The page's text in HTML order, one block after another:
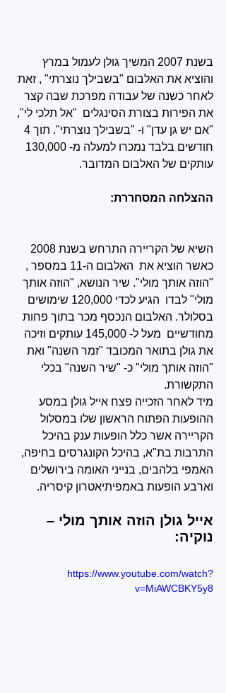
בשנת 2007 המשיך גולן לעמול במרץ
והוציא את האלבום "בשבילך נוצרתי" , זאת
לאחר כשנה של עבודה מפרכת שבה קצר
את הפירות בצורת הסינגלים  "אל תלכי לי",
עותקים של האלבום המדובר.
ההצלחה המסחררת:
כאשר הוציא את  האלבום ה-11 במספר ,
"הוזה אותך מולי". שיר הנושא, "הוזה אותך
מולי" לבדו  הגיע לכדי 120,000 שימושים
בסלולר. האלבום הנכסף מכר בתוך פחות
מחודשיים  מעל ל- 145,000 עותקים וזיכה
את גולן בתואר המכובד "זמר השנה" ואת
"הוזה אותך מולי" כ- "שיר השנה" בכלי
התקשורת.
מיד לאחר הזכייה פצח אייל גולן במסע
ההופעות הפתוח הראשון שלו במסלול
הקריירה אשר כלל הופעות ענק בהיכל
התרבות בת"א, בהיכל הקונגרסים בחיפה,
האמפי בלהבים, בנייני האומה בירושלים
וארבע הופעות באמפיתיאטרון קיסריה.
אייל גולן הוזה אותך מולי –
נוקיה:
https://www.youtube.com/watch?
v=MiAWCBKY5y8